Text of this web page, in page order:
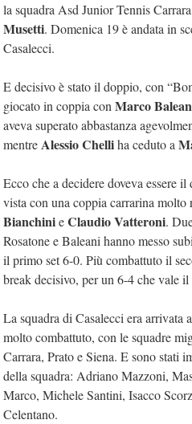
la squadra Asd Junior Tennis
Musetti. Domenica 19 è andata in
Casalecci.
E decisivo è stato il doppio, con
giocato in coppia conMarco
aveva superato abbastanza
mentreAlessio Chelliha ceduto a
Ecco che a decidere doveva essere
vista con una coppia carrarina molto
BianchinieClaudio Vatteroni.
Rosatone e Baleani hanno messo
il primo set 6-0. Più combattuto il
break decisivo, per un 6-4 che vale
La squadra di Casalecci era
molto combattuto, con le squadre
Carrara, Prato e Siena. E sono stati
della squadra: Adriano Mazzoni,
Marco, Michele Santini, Isacco
Celentano.